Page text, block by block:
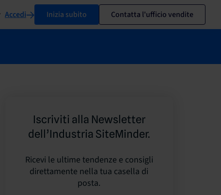
Accedi Inizia subito Contatta l'ufficio vendite
Iscriviti alla Newsletter
dell’Industria SiteMinder.
Ricevi le ultime tendenze e consigli
direttamente nella tua casella di
posta.